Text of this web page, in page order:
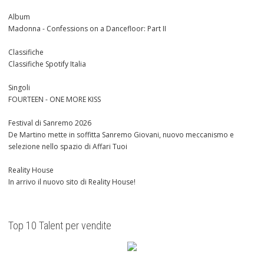
Album
Madonna - Confessions on a Dancefloor: Part II
Classifiche
Classifiche Spotify Italia
Singoli
FOURTEEN - ONE MORE KISS
Festival di Sanremo 2026
De Martino mette in soffitta Sanremo Giovani, nuovo meccanismo e
selezione nello spazio di Affari Tuoi
Reality House
In arrivo il nuovo sito di Reality House!
Top 10 Talent per vendite